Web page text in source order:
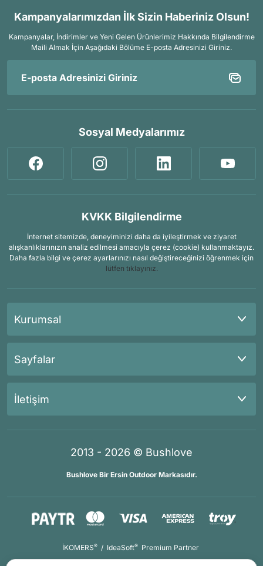
Kampanyalarımızdan İlk Sizin Haberiniz Olsun!
Kampanyalar, İndirimler ve Yeni Gelen Ürünlerimiz Hakkında Bilgilendirme
Maili Almak İçin Aşağıdaki Bölüme E-posta Adresinizi Giriniz.
Sosyal Medyalarımız
KVKK Bilgilendirme
İnternet sitemizde, deneyiminizi daha da iyileştirmek ve ziyaret
alışkanlıklarınızın analiz edilmesi amacıyla çerez (cookie) kullanmaktayız.
Daha fazla bilgi ve çerez ayarlarınızı nasıl değiştireceğinizi öğrenmek için
lütfen tıklayınız.
Kurumsal
Sayfalar
İletişim
2013 - 2026 © Bushlove
Bushlove Bir Ersin Outdoor Markasıdır.
İKOMERS® / IdeaSoft® Premium Partner